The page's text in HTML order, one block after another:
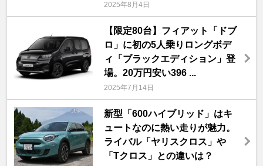
2025年8月4日
【限定80台】フィアット「ドブ
ロ」に初の5人乗りロングボデ
ィ「ブラックエディション」登
場。20万円安い396 ...
2025年7月14日
新型「600ハイブリッド」はキ
ュートなのに熱い走りが魅力。
ライバル「ヤリスクロス」や
「Tクロス」との違いは？